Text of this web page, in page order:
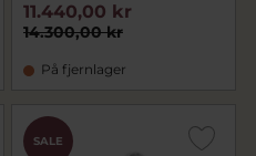
14.300,00 kr
11.440,00 kr
På fjernlager
SALE